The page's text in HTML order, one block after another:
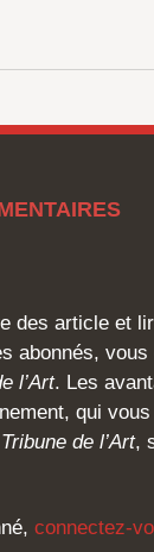
des article et
abonnés, vous
l’Art. Les
qui
de l’Art,
connectez-